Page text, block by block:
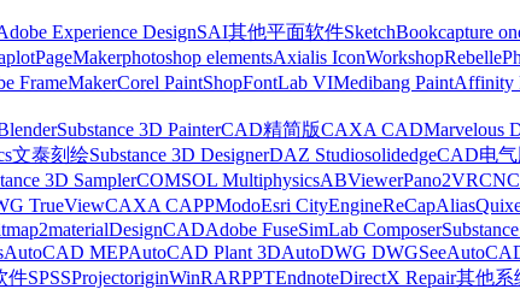
Experience DesignSAI其他平面软件SketchBookcapture
PageMakerphotoshop elementsAxialis IconWorkshopRebelle
FrameMakerCorel PaintShopFontLab VIMedibang PaintAffinity
Substance 3D PainterCAD精简版CAXA CADMarvelous
文泰刻绘Substance 3D DesignerDAZ StudiosolidedgeCAD电气
3D SamplerCOMSOL MultiphysicsABViewerPano2VR
TrueViewCAXA CAPPModoEsri CityEngineReCapAlias
DesignCADAdobe FuseSimLab Composer
AutoCAD MEPAutoCAD Plant 3DAutoDWG DWGSee
件SPSSProjectoriginWinRARPPTEndnoteDirectX Repair其他系